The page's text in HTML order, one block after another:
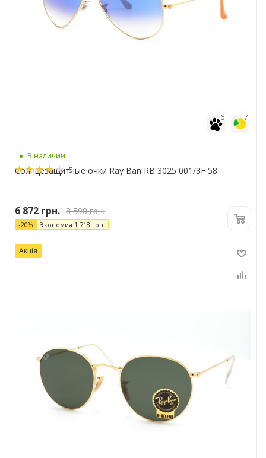
7
6
В наличии
5
Солнцезащитные очки Ray Ban RB 3025 001/3F 58
6 872 грн. 8 590грн.
-20% Экономия 1 718 грн.
Акція